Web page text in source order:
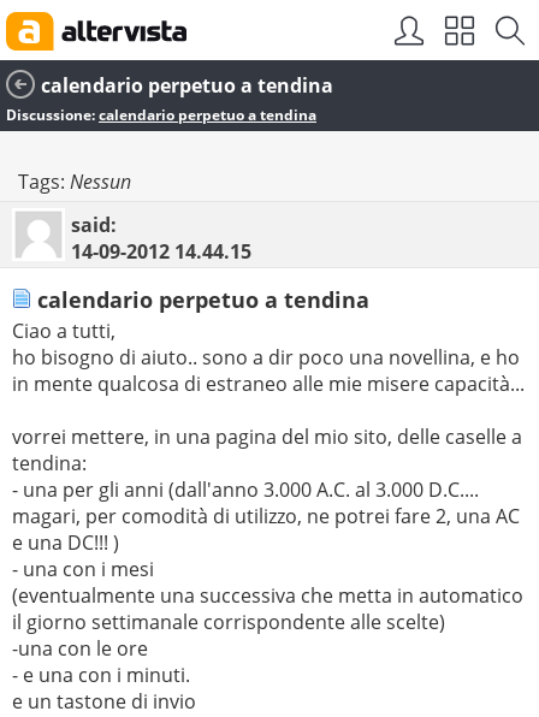
calendario perpetuo a tendina
Discussione:calendario perpetuo a tendina
Tags: Nessun
said:
14-09-2012 14.44.15
calendario perpetuo a tendina
Ciao a tutti,
ho bisogno di aiuto.. sono a dir poco una novellina, e ho
in mente qualcosa di estraneo alle mie misere capacità...
vorrei mettere, in una pagina del mio sito, delle caselle a
tendina:
- una per gli anni (dall'anno 3.000 A.C. al 3.000 D.C....
magari, per comodità di utilizzo, ne potrei fare 2, una AC
e una DC!!! )
- una con i mesi
(eventualmente una successiva che metta in automatico
il giorno settimanale corrispondente alle scelte)
-una con le ore
- e una con i minuti.
e un tastone di invio